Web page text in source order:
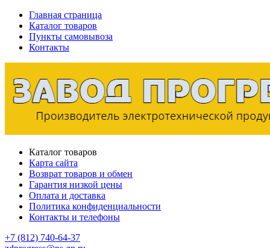
Главная страница
Каталог товаров
Пункты самовывоза
Контакты
Каталог товаров
Карта сайта
Возврат товаров и обмен
Гарантия низкой цены
Оплата и доставка
Политика конфиденциальности
Контакты и телефоны
+7 (812) 740-64-37